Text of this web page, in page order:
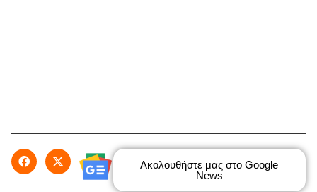
Ακολουθήστε μας στο Google
News